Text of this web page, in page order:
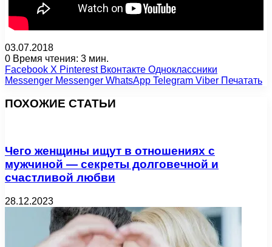
03.07.2018
0 Время чтения: 3 мин.
Facebook X Pinterest Вконтакте Одноклассники
Messenger Messenger WhatsApp Telegram Viber Печатать
ПОХОЖИЕ СТАТЬИ
Чего женщины ищут в отношениях с
мужчиной — секреты долговечной и
счастливой любви
28.12.2023